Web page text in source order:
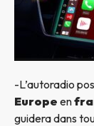
-L’autoradio
Europe en
guidera dans